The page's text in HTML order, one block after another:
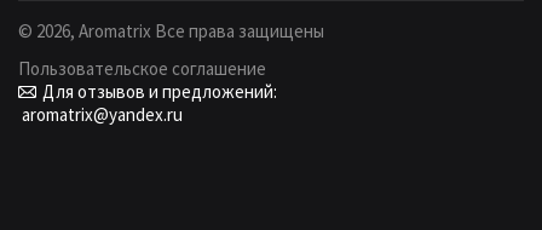
© 2026, Aromatrix Все права защищены
Пользовательское соглашение
Для отзывов и предложений:
aromatrix@yandex.ru